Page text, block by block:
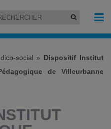
social » Dispositif Institut
de Villeurbanne